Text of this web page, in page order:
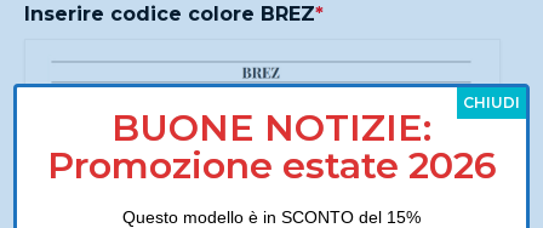
Inserire codice colore BREZ*
BUONE NOTIZIE:
Promozione estate 2026
Questo modello è in SCONTO del 15%
CHIUDI